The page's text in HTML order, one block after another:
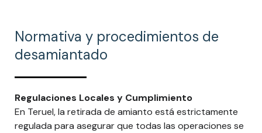
Normativa y procedimientos de
desamiantado
Regulaciones Locales y Cumplimiento
En Teruel, la retirada de amianto está estrictamente
regulada para asegurar que todas las operaciones se